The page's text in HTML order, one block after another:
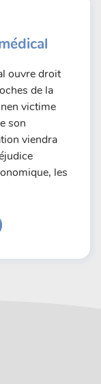
ouvre droit
de la
victime
son
viendra
les